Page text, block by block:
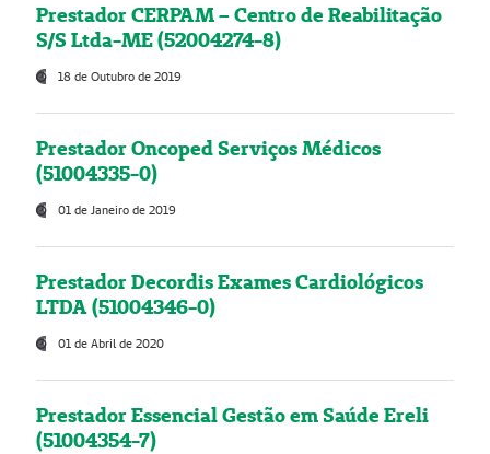
Prestador CERPAM – Centro de Reabilitação
S/S Ltda-ME (52004274-8)
18 de Outubro de 2019
Prestador Oncoped Serviços Médicos
(51004335-0)
01 de Janeiro de 2019
Prestador Decordis Exames Cardiológicos
LTDA (51004346-0)
01 de Abril de 2020
Prestador Essencial Gestão em Saúde Ereli
(51004354-7)